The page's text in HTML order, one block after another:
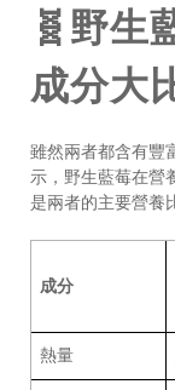
🧬野生
成分大
雖然兩者都含有豐
示，野生藍莓在營
是兩者的主要營養
成分
熱量